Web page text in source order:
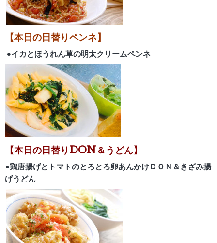
【本日の日替りペンネ】
•イカとほうれん草の明太クリームペンネ
【本日の日替りDON＆うどん】
•鶏唐揚げとトマトのとろとろ卵あんかけＤＯＮ＆きざみ揚
げうどん